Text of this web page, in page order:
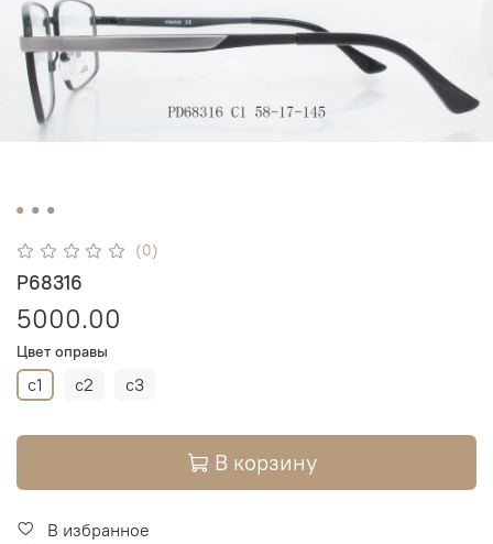
(0)
P68316
5000.00
Цвет оправы
c1 c2 c3
В корзину
В избранное